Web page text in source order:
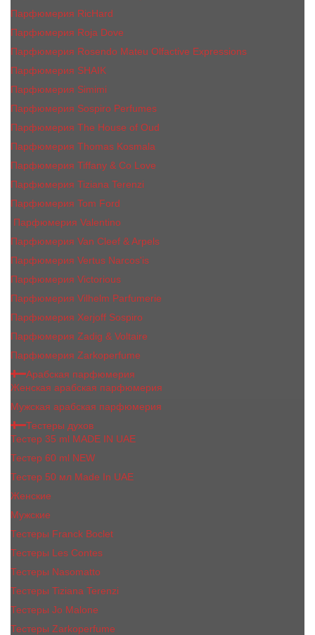
Парфюмерия RicHard
Парфюмерия Roja Dove
Парфюмерия Rosendo Mateu Olfactive Expressions
Парфюмерия SHAIK
Парфюмерия Simimi
Парфюмерия Sospiro Perfumes
Парфюмерия The House of Oud
Парфюмерия Thomas Kosmala
Парфюмерия Tiffany & Co Love
Парфюмерия Tiziana Terenzi
Парфюмерия Tom Ford
Парфюмерия Valentino
Парфюмерия Van Cleef & Arpels
Парфюмерия Vertus Narcos'is
Парфюмерия Victorious
Парфюмерия Vilhelm Parfumerie
Парфюмерия Xerjoff Sospiro
Парфюмерия Zadig & Voltaire
Парфюмерия Zarkoperfume
Арабская парфюмерия
Женская арабская парфюмерия
Мужская арабская парфюмерия
Тестеры духов
Тестер 35 ml MADE IN UAE
Тестер 60 ml NEW
Тестер 50 мл Made In UAE
Женские
Мужские
Тестеры Franck Boclet
Тестеры Les Contes
Тестеры Nasomatto
Тестеры Tiziana Terenzi
Тестеры Jо Malоnе
Тестеры Zarkoperfume